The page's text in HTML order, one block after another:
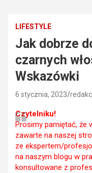
LIFESTYLE
Jak dobrze
czarnych
Wskazówki
6 stycznia, 2023
Czytelniku!
Prosimy pamiętać, że
zawarte na naszej
ze ekspertem/
na naszym blogu w
konsultowane z